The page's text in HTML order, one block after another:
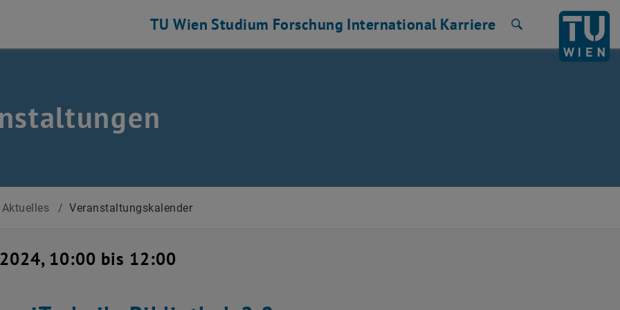
TU Wien Studium Forschung International Karriere
Aktuelles / Veranstaltungskalender
10:00 bis 12:00